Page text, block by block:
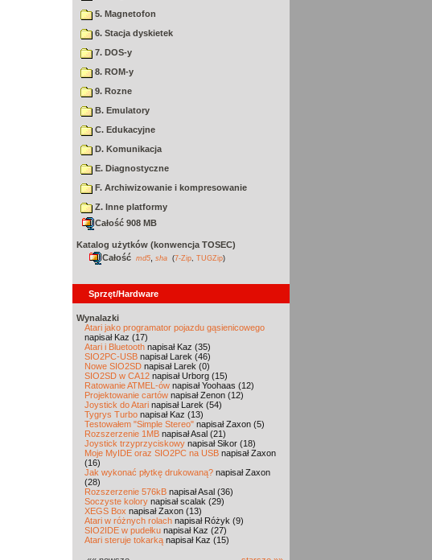
5. Magnetofon
6. Stacja dyskietek
7. DOS-y
8. ROM-y
9. Rozne
B. Emulatory
C. Edukacyjne
D. Komunikacja
E. Diagnostyczne
F. Archiwizowanie i kompresowanie
Z. Inne platformy
Całość 908 MB
Katalog użytków (konwencja TOSEC)
Całość md5 sha (7-Zip TUGZip)
Sprzęt/Hardware
Wynalazki
Atari jako programator pojazdu gąsienicowego
napisał Kaz (17)
Atari i Bluetooth napisał Kaz (35)
SIO2PC-USB napisał Larek (46)
Nowe SIO2SD napisał Larek (0)
SIO2SD w CA12 napisał Urborg (15)
Ratowanie ATMEL-ów napisał Yoohaas (12)
Projektowanie cartów napisał Zenon (12)
Joystick do Atari napisał Larek (54)
Tygrys Turbo napisał Kaz (13)
Testowałem "Simple Stereo" napisał Zaxon (5)
Rozszerzenie 1MB napisał Asal (21)
Joystick trzyprzyciskowy napisał Sikor (18)
Moje MyIDE oraz SIO2PC na USB napisał Zaxon
(16)
Jak wykonać płytkę drukowaną? napisał Zaxon
(28)
Rozszerzenie 576kB napisał Asal (36)
Soczyste kolory napisał scalak (29)
XEGS Box napisał Zaxon (13)
Atari w różnych rolach napisał Różyk (9)
SIO2IDE w pudełku napisał Kaz (27)
Atari steruje tokarką napisał Kaz (15)